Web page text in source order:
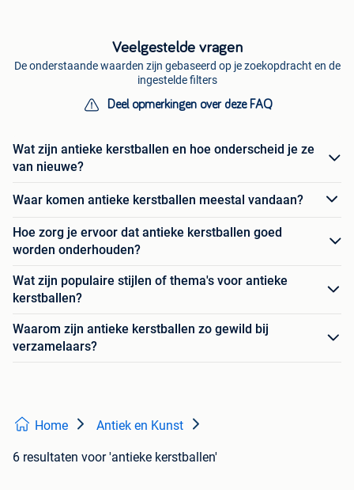
Veelgestelde vragen
De onderstaande waarden zijn gebaseerd op je zoekopdracht en de
ingestelde filters
Deel opmerkingen over deze FAQ
Wat zijn antieke kerstballen en hoe onderscheid je ze
van nieuwe?
Waar komen antieke kerstballen meestal vandaan?
Hoe zorg je ervoor dat antieke kerstballen goed
worden onderhouden?
Wat zijn populaire stijlen of thema's voor antieke
kerstballen?
Waarom zijn antieke kerstballen zo gewild bij
verzamelaars?
Home Antiek en Kunst
6 resultaten voor 'antieke kerstballen'